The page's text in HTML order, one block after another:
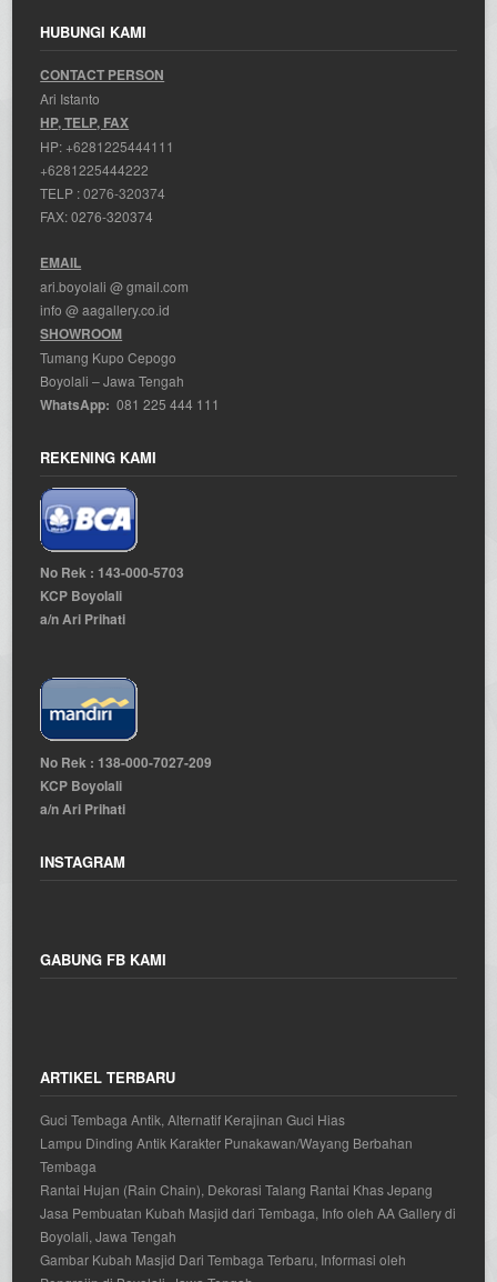
HUBUNGI KAMI
CONTACT PERSON
Ari Istanto
HP, TELP, FAX
HP: +6281225444111
+6281225444222
TELP :0276-320374
FAX: 0276-320374
EMAIL
ari.boyolali @ gmail.com
info @ aagallery.co.id
SHOWROOM
Tumang Kupo Cepogo
Boyolali – Jawa Tengah
WhatsApp: 081 225 444 111
REKENING KAMI
No Rek : 143-000-5703
KCP Boyolali
a/n Ari Prihati
No Rek : 138-000-7027-209
KCP Boyolali
a/n Ari Prihati
INSTAGRAM
GABUNG FB KAMI
ARTIKEL TERBARU
Guci Tembaga Antik, Alternatif Kerajinan Guci Hias
Lampu Dinding Antik Karakter Punakawan/Wayang Berbahan
Tembaga
Rantai Hujan (Rain Chain), Dekorasi Talang Rantai Khas Jepang
Jasa Pembuatan Kubah Masjid dari Tembaga, Info oleh AA Gallery di
Boyolali, Jawa Tengah
Gambar Kubah Masjid Dari Tembaga Terbaru, Informasi oleh